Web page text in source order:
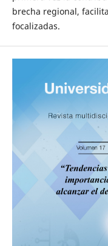
brecha regional,
focalizadas.